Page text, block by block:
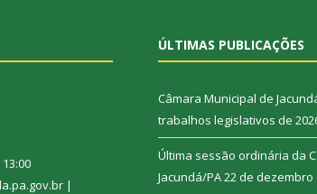
|
ÚLTIMAS PUBLICAÇÕES
Câmara Municipal de
trabalhos legislativos de
Última sessão ordinária da
Jacundá/PA22 de dezembro